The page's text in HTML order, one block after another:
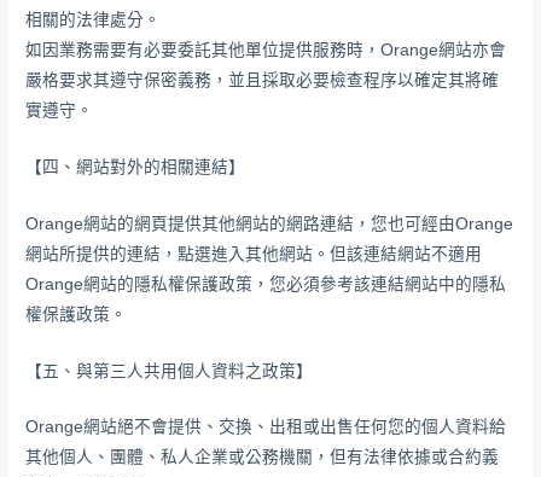
相關的法律處分。
如因業務需要有必要委託其他單位提供服務時，Orange網站亦會
嚴格要求其遵守保密義務，並且採取必要檢查程序以確定其將確
實遵守。
【四、網站對外的相關連結】
Orange網站的網頁提供其他網站的網路連結，您也可經由Orange
網站所提供的連結，點選進入其他網站。但該連結網站不適用
Orange網站的隱私權保護政策，您必須參考該連結網站中的隱私
權保護政策。
【五、與第三人共用個人資料之政策】
Orange網站絕不會提供、交換、出租或出售任何您的個人資料給
其他個人、團體、私人企業或公務機關，但有法律依據或合約義